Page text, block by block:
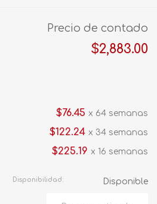
Precio de contado
$2,883.00
$76.45 x 64 semanas
$122.24 x 34 semanas
$225.19 x 16 semanas
Disponibilidad: Disponible